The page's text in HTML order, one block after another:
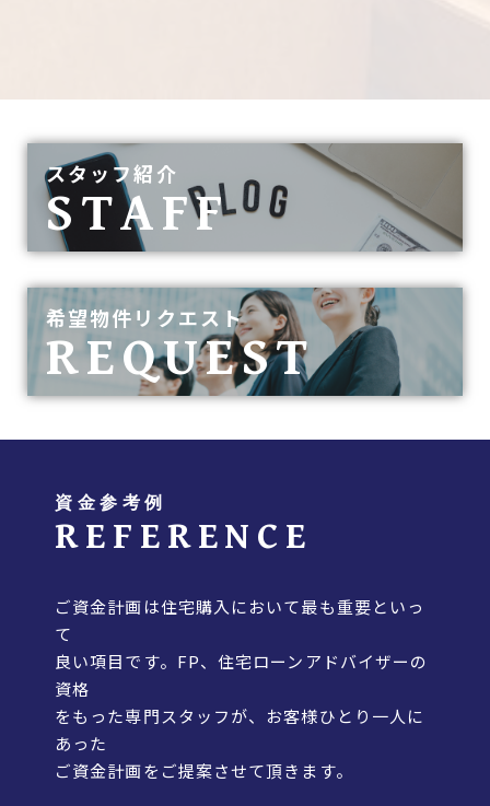
スタッフ紹介
STAFF
希望物件リクエスト
REQUEST
資金参考例
REFERENCE
ご資金計画は住宅購入において最も重要といっ
て
良い項目です。FP、住宅ローンアドバイザーの
資格
をもった専門スタッフが、お客様ひとり一人に
あった
ご資金計画をご提案させて頂きます。